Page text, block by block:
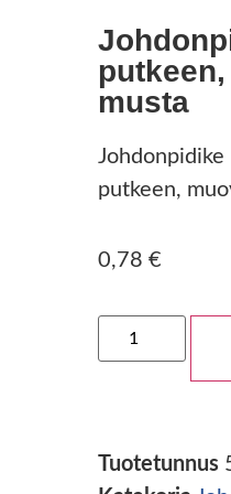
musta
Johdonpidike
putkeen,
0,78 €
Tuotetunnus